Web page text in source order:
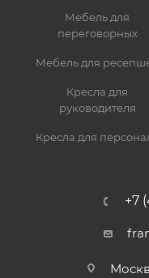
Мебель для
переговорных
Мебель для
Кресла для
руководителя
Кресла для
+7